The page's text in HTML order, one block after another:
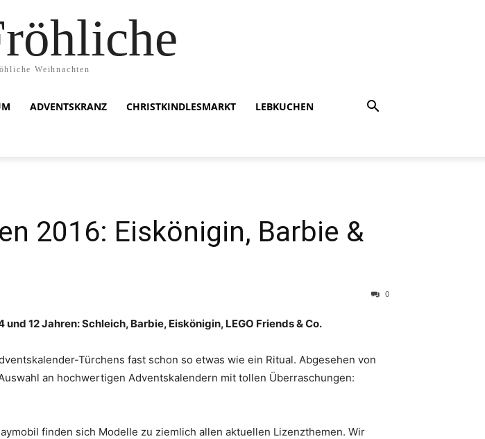
Weihnachten
ADVENTSKRANZ CHRISTKINDLESMARKT LEBKUCHEN
2016: Eiskönigin, Barbie &
0
12 Jahren: Schleich, Barbie, Eiskönigin, LEGO Friends & Co.
Türchens fast schon so etwas wie ein Ritual. Abgesehen von
an hochwertigen Adventskalendern mit tollen Überraschungen:
finden sich Modelle zu ziemlich allen aktuellen Lizenzthemen. Wir